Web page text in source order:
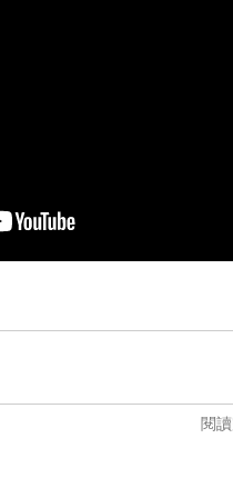
學藝術與藝術教育研究所
，希望帶著學生認識自己
閱